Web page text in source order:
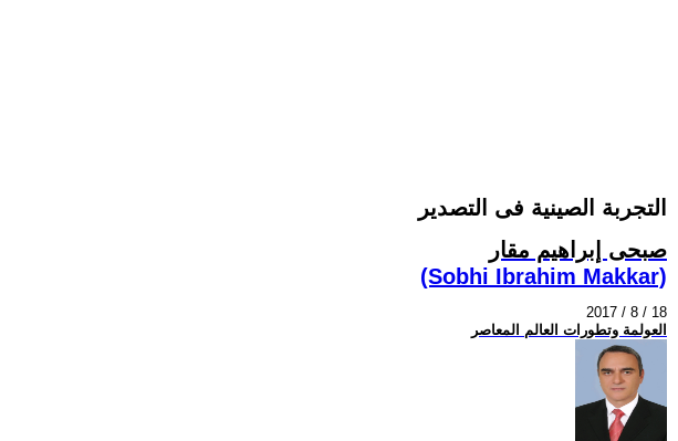
التجربة الصينية فى التصدير
صبحى إبراهيم مقار
(Sobhi Ibrahim Makkar)
2017 / 8 / 18
العولمة وتطورات العالم المعاصر